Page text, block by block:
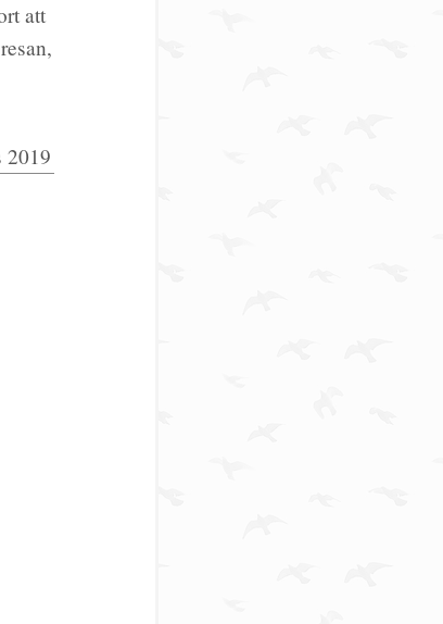
att
2019